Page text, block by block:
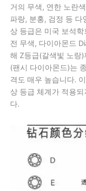
거의 무색, 연한 노란
파랑, 분홍, 검정 등 다
상 등급은 미국 보석
전 무색, 다이아몬드
해 Z등급(갈색빛 노랑
(팬시 다이아몬드)는
격도 매우 높습니다.
상 등급 체계가 적용
다.